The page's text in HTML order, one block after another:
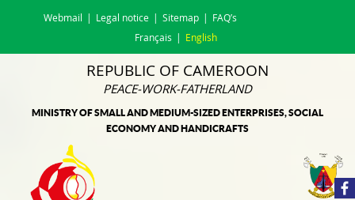
Webmail Legal notice Sitemap
FAQ’s
Français
English
REPUBLIC OF CAMEROON
PEACE-WORK-FATHERLAND
MINISTRY OF SMALL AND MEDIUM-SIZED ENTERPRISES, SOCIAL
ECONOMY AND HANDICRAFTS